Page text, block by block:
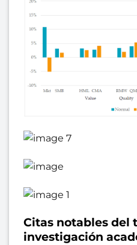
Citas notables del
investigación